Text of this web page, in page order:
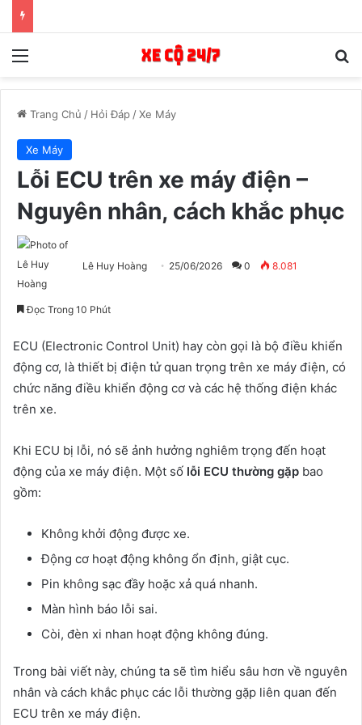
Menu
Trang Chủ / Hỏi Đáp /Xe Máy
Xe Máy
Lỗi ECU trên xe máy điện –
Nguyên nhân, cách khắc phục
Lê Huy Hoàng 25/06/2026 0 8.081
Đọc Trong 10 Phút
ECU (Electronic Control Unit) hay còn gọi là bộ điều khiển
động cơ, là thiết bị điện tử quan trọng trên xe máy điện, có
chức năng điều khiển động cơ và các hệ thống điện khác
trên xe.
Khi ECU bị lỗi, nó sẽ ảnh hưởng nghiêm trọng đến hoạt
động của xe máy điện. Một số lỗi ECU thường gặp bao
gồm:
Không khởi động được xe.
Động cơ hoạt động không ổn định, giật cục.
Pin không sạc đầy hoặc xả quá nhanh.
Màn hình báo lỗi sai.
Còi, đèn xi nhan hoạt động không đúng.
Trong bài viết này, chúng ta sẽ tìm hiểu sâu hơn về nguyên
nhân và cách khắc phục các lỗi thường gặp liên quan đến
ECU trên xe máy điện.